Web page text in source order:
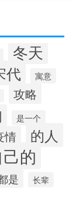
冬天
代 寓意
攻略
是一个
情 的人
己的
是 长辈